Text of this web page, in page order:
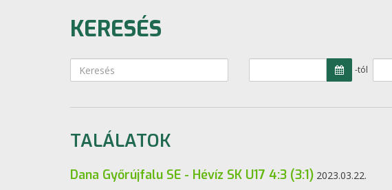
KERESÉS
-tól
TALÁLATOK
Dana Győrújfalu SE - Hévíz SK U17 4:3 (3:1) 2023.03.22.